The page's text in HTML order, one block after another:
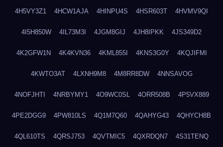
4H5VY3Z1 4HCW1AJA 4HINPU4S 4HSR603T 4HVMV9QI
4I5H850W 4IL73M3I 4JGM8GIJ 4JH8IPKK 4JS349D2
4K2GFW1N 4K4KVN36 4KML855I 4KNS3G0Y 4KQJIFMI
4KWTO3AT 4LXNH9M8 4M8RR8DW 4NNSAVOG
4NOFJHTI 4NRBYMY1 4O9WC0SL 4ORR508B 4P5VX889
4PE2DGG9 4PW810LS 4Q1M7Q60 4QAHYG43 4QHYCH8B
4QL610TS 4QRSJ753 4QVTMIC5 4QXRDQN7 4S31TENQ